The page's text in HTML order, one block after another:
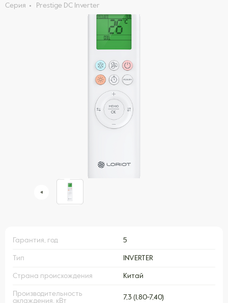
Серия Prestige DC Inverter
Гарантия, год 5
Тип INVERTER
Страна происхождения Китай
Производительность
охлаждения, кВт
7,3 (1,80-7,40)